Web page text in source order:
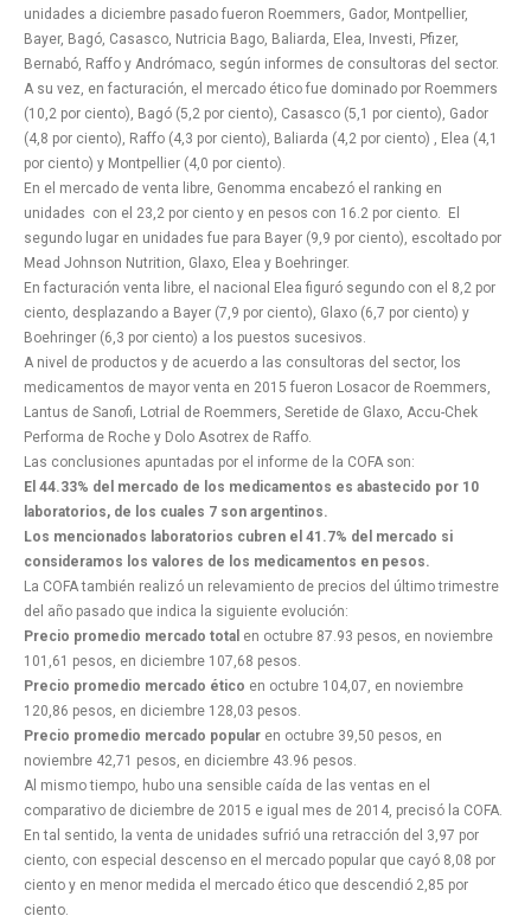
unidades a diciembre pasado fueron Roemmers, Gador, Montpellier,
Bayer, Bagó, Casasco, Nutricia Bago, Baliarda, Elea, Investi, Pfizer,
Bernabó, Raffo y Andrómaco, según informes de consultoras del sector.
A su vez, en facturación, el mercado ético fue dominado por Roemmers
(10,2 por ciento), Bagó (5,2 por ciento), Casasco (5,1 por ciento), Gador
(4,8 por ciento), Raffo (4,3 por ciento), Baliarda (4,2 por ciento) , Elea (4,1
por ciento) y Montpellier (4,0 por ciento).
En el mercado de venta libre, Genomma encabezó el ranking en
unidades con el 23,2 por ciento y en pesos con 16.2 por ciento. El
segundo lugar en unidades fue para Bayer (9,9 por ciento), escoltado por
Mead Johnson Nutrition, Glaxo, Elea y Boehringer.
En facturación venta libre, el nacional Elea figuró segundo con el 8,2 por
ciento, desplazando a Bayer (7,9 por ciento), Glaxo (6,7 por ciento) y
Boehringer (6,3 por ciento) a los puestos sucesivos.
A nivel de productos y de acuerdo a las consultoras del sector, los
medicamentos de mayor venta en 2015 fueron Losacor de Roemmers,
Lantus de Sanofi, Lotrial de Roemmers, Seretide de Glaxo, Accu-Chek
Performa de Roche y Dolo Asotrex de Raffo.
Las conclusiones apuntadas por el informe de la COFA son:
El 44.33% del mercado de los medicamentos es abastecido por 10
laboratorios, de los cuales 7 son argentinos.
Los mencionados laboratorios cubren el 41.7% del mercado si
consideramos los valores de los medicamentos en pesos.
La COFA también realizó un relevamiento de precios del último trimestre
del año pasado que indica la siguiente evolución:
Precio promedio mercado total en octubre 87.93 pesos, en noviembre
101,61 pesos, en diciembre 107,68 pesos.
Precio promedio mercado ético en octubre 104,07, en noviembre
120,86 pesos, en diciembre 128,03 pesos.
Precio promedio mercado popular en octubre 39,50 pesos, en
noviembre 42,71 pesos, en diciembre 43.96 pesos.
Al mismo tiempo, hubo una sensible caída de las ventas en el
comparativo de diciembre de 2015 e igual mes de 2014, precisó la COFA.
En tal sentido, la venta de unidades sufrió una retracción del 3,97 por
ciento, con especial descenso en el mercado popular que cayó 8,08 por
ciento y en menor medida el mercado ético que descendió 2,85 por
ciento.